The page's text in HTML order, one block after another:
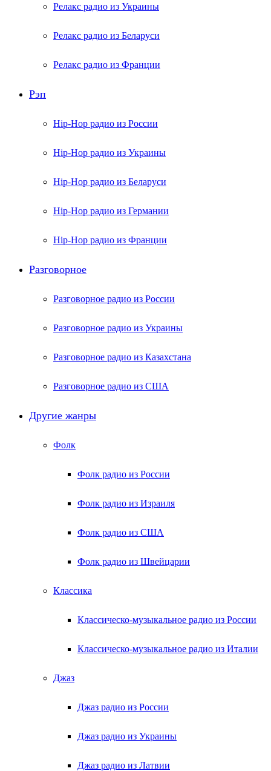
Релакс радио из Украины
Релакс радио из Беларуси
Релакс радио из Франции
Рэп
Hip-Hop радио из России
Hip-Hop радио из Украины
Hip-Hop радио из Беларуси
Hip-Hop радио из Германии
Hip-Hop радио из Франции
Разговорное
Разговорное радио из России
Разговорное радио из Украины
Разговорное радио из Казахстана
Разговорное радио из США
Другие жанры
Фолк
Фолк радио из России
Фолк радио из Израиля
Фолк радио из США
Фолк радио из Швейцарии
Классика
Классическо-музыкальное радио из России
Классическо-музыкальное радио из Италии
Джаз
Джаз радио из России
Джаз радио из Украины
Джаз радио из Латвии